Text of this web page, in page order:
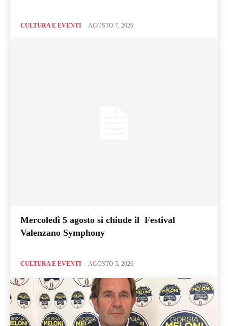
CULTURA E EVENTI AGOSTO 7, 2026
Mercoledì 5 agosto si chiude il Festival
Valenzano Symphony
CULTURA E EVENTI AGOSTO 5, 2026